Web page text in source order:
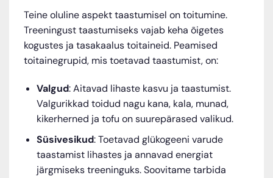
Teine oluline aspekt taastumisel on toitumine.
Treeningust taastumiseks vajab keha õigetes
kogustes ja tasakaalus toitaineid. Peamised
toitainegrupid, mis toetavad taastumist, on:
Valgud: Aitavad lihaste kasvu ja taastumist.
Valgurikkad toidud nagu kana, kala, munad,
kikerherned ja tofu on suurepärased valikud.
Süsivesikud: Toetavad glükogeeni varude
taastamist lihastes ja annavad energiat
järgmiseks treeninguks. Soovitame tarbida